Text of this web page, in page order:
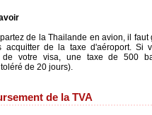
de la Thailande en avion, il
acquitter de la taxe d'aéroport. Si
de votre visa, une taxe de 500
de 20 jours).
de la TVA